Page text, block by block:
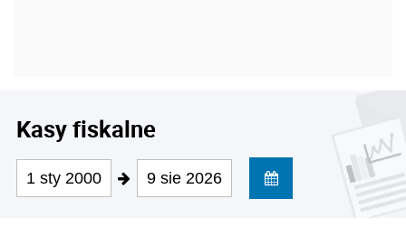
Kasy fiskalne
1 sty 2000 9 sie 2026